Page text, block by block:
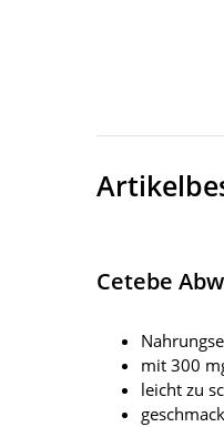
Cetebe
mit 300
leicht zu